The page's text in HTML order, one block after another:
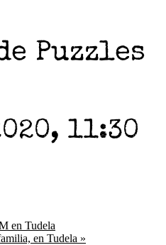
Puzzles
11:30
en Tudela
en Tudela »